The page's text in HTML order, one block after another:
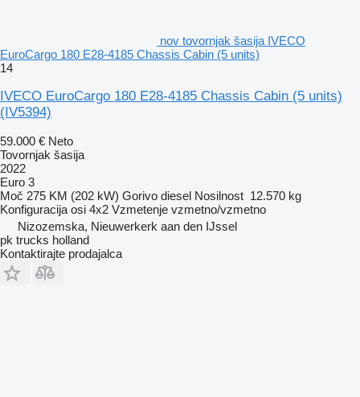
nov tovornjak šasija IVECO
EuroCargo 180 E28-4185 Chassis Cabin (5 units)
14
IVECO EuroCargo 180 E28-4185 Chassis Cabin (5 units)
(IV5394)
59.000 € Neto
Tovornjak šasija
2022
Euro 3
Moč 275 KM (202 kW) Gorivo diesel Nosilnost 12.570 kg
Konfiguracija osi 4x2 Vzmetenje vzmetno/vzmetno
Nizozemska, Nieuwerkerk aan den IJssel
pk trucks holland
Kontaktirajte prodajalca